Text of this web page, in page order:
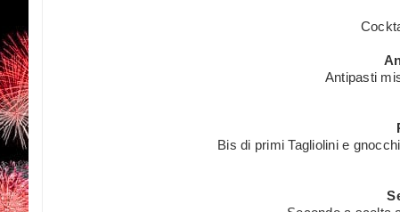
Antipasti
Bis di primi Tagliolini e